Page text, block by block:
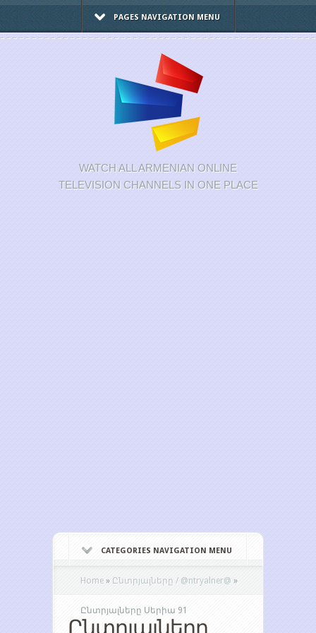
PAGES NAVIGATION MENU
WATCH ALL ARMENIAN ONLINE
TELEVISION CHANNELS IN ONE PLACE
CATEGORIES NAVIGATION MENU
Home » Ընտրյալները / @ntryalner@ »
Ընտրյալները Սերիա 91
Ընտրյալները